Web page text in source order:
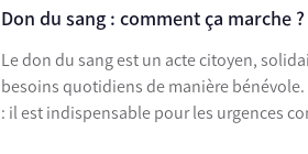
Don du sang : comment ça marche ?
Le don du sang est un acte citoyen, solidaire et libre qui permet de répondre à des
besoins quotidiens de manière bénévole. Donner son sang permet de sauver des vies
: il est indispensable pour les urgences